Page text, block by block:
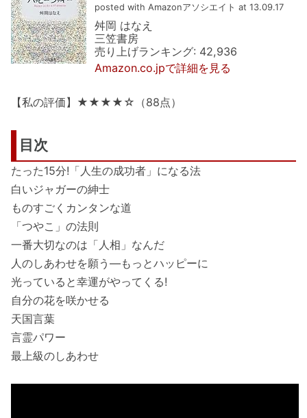
posted with Amazonアソシエイト at 13.09.17
舛岡 はなえ
三笠書房
売り上げランキング: 42,936
Amazon.co.jpで詳細を見る
【私の評価】★★★★☆（88点）
目次
たった15分!「人生の成功者」になる法
白いジャガーの紳士
ものすごくカンタンな道
「つやこ」の法則
一番大切なのは「人相」なんだ
人のしあわせを願う―もっとハッピーに
光っていると幸運がやってくる!
自分の花を咲かせる
天国言葉
言霊パワー
最上級のしあわせ